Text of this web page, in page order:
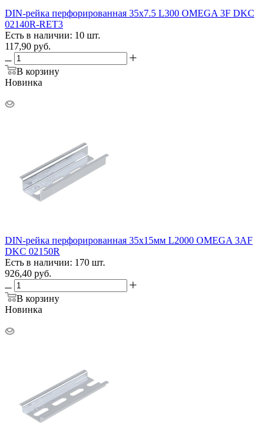
DIN-рейка перфорированная 35х7.5 L300 OMEGA 3F DKC
02140R-RET3
Есть в наличии: 10 шт.
117,90 руб.
В корзину
Новинка
DIN-рейка перфорированная 35х15мм L2000 OMEGA 3AF
DKC 02150R
Есть в наличии: 170 шт.
926,40 руб.
В корзину
Новинка